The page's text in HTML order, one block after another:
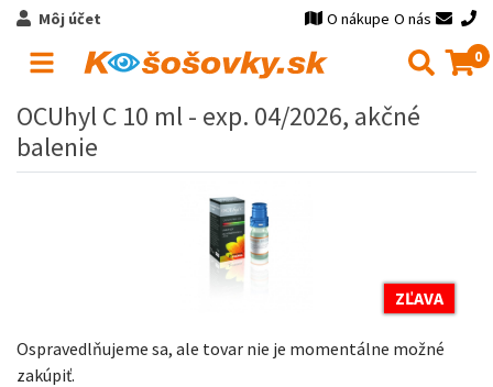
Môj účet O nákupe O nás
0
OCUhyl C 10 ml - exp. 04/2026, akčné
balenie
ZĽAVA
Ospravedlňujeme sa, ale tovar nie je momentálne možné
zakúpiť.